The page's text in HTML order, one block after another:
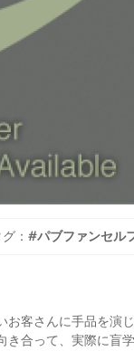
： #パブファンセル
お客さんに手品を演
き合って、実際に盲